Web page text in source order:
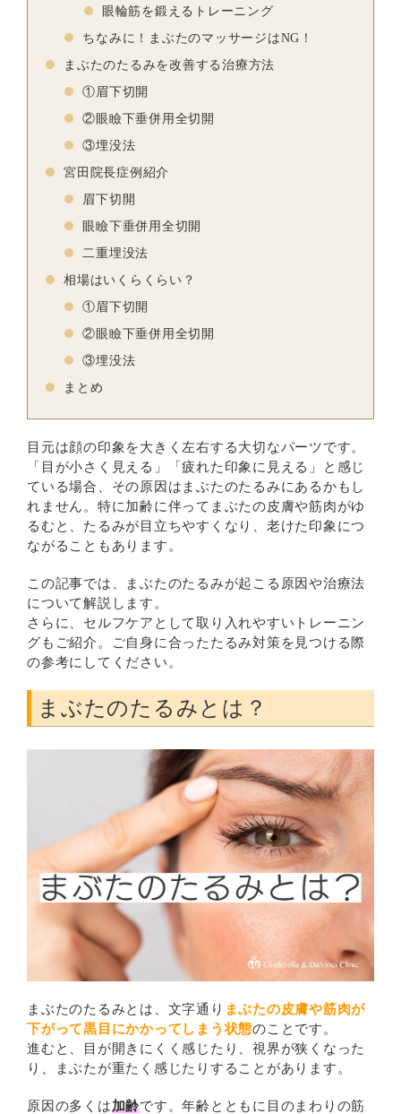
眼輪筋を鍛えるトレーニング
ちなみに！まぶたのマッサージはNG！
まぶたのたるみを改善する治療方法
①眉下切開
②眼瞼下垂併用全切開
③埋没法
宮田院長症例紹介
眉下切開
眼瞼下垂併用全切開
二重埋没法
相場はいくらくらい？
①眉下切開
②眼瞼下垂併用全切開
③埋没法
まとめ
目元は顔の印象を大きく左右する大切なパーツです。
「目が小さく見える」「疲れた印象に見える」と感じ
ている場合、その原因はまぶたのたるみにあるかもし
れません。特に加齢に伴ってまぶたの皮膚や筋肉がゆ
るむと、たるみが目立ちやすくなり、老けた印象につ
ながることもあります。
この記事では、まぶたのたるみが起こる原因や治療法
について解説します。
さらに、セルフケアとして取り入れやすいトレーニン
グもご紹介。ご自身に合ったたるみ対策を見つける際
の参考にしてください。
まぶたのたるみとは？
まぶたのたるみとは、文字通り まぶたの皮膚や筋肉が
下がって黒目にかかってしまう状態のことです。
進むと、目が開きにくく感じたり、視界が狭くなった
り、まぶたが重たく感じたりすることがあります。
原因の多くは加齢です。年齢とともに目のまわりの筋